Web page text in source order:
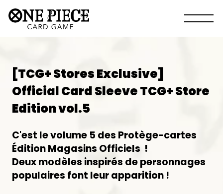
[TCG+ Stores Exclusive]
Official Card Sleeve TCG+ Store
Edition vol.5
C'est le volume 5 des Protège-cartes
Édition Magasins Officiels !
Deux modèles inspirés de personnages
populaires font leur apparition !